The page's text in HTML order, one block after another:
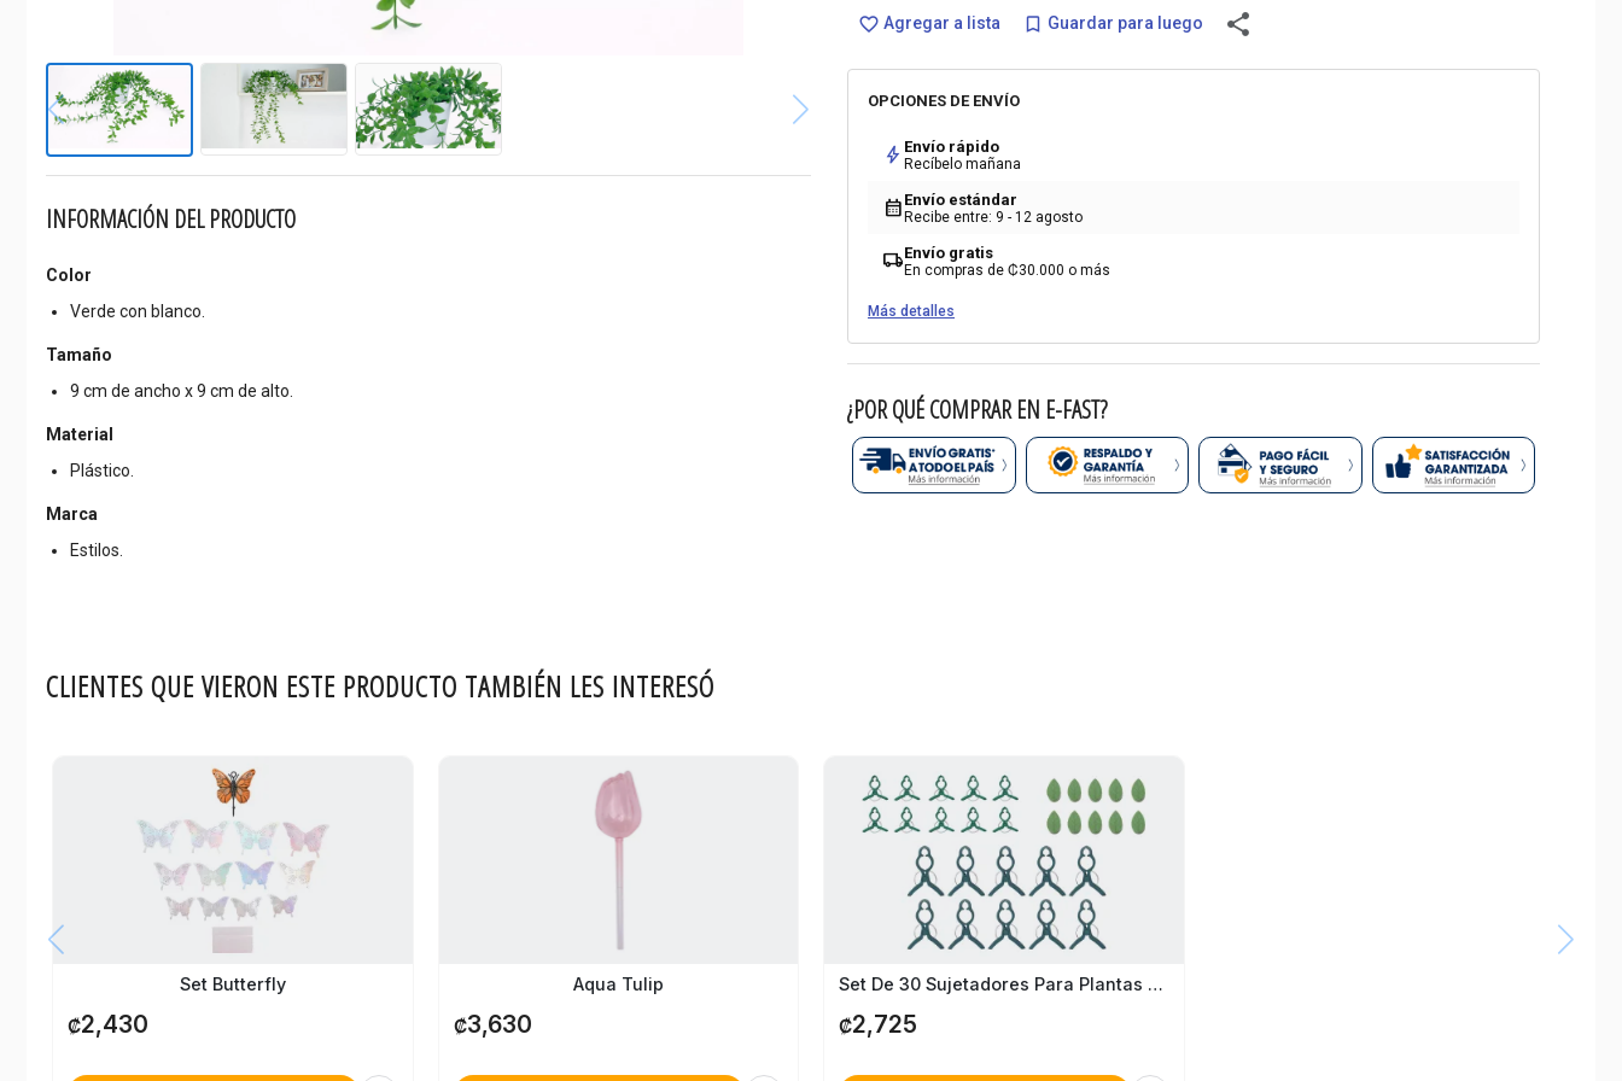
INFORMACIÓN DEL PRODUCTO
Color
Verde con blanco.
Tamaño
9 cm de ancho x 9 cm de alto.
Material
Plástico.
Marca
Estilos.
favorite_border Agregar a lista bookmark_border Guardar para luego share
OPCIONES DE ENVÍO
bolt Envío rápido
Recíbelo mañana
calendar_month Envío estándar
Recibe entre: 9 - 12 agosto
local_shippingEnvío gratis
En compras de ₡30.000 o más
Más detalles
¿POR QUÉ COMPRAR EN E-FAST?
CLIENTES QUE VIERON ESTE PRODUCTO TAMBIÉN LES INTERESÓ
Set Butterfly
₡2,430
Aqua Tulip
₡3,630
Set De 30 Sujetadores Para Plantas / Plant Clip
₡2,725